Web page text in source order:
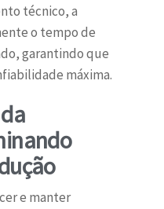
técnico, a
o tempo de
garantindo que
máxima.
e manter